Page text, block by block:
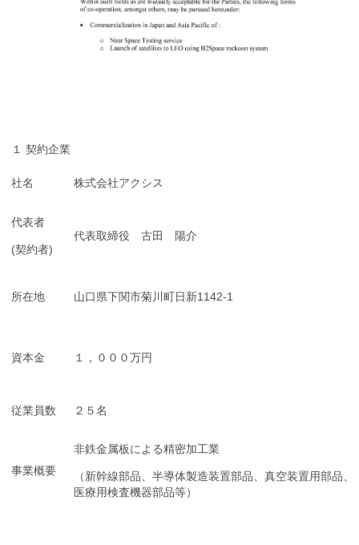
１ 契約企業
社名 株式会社アクシス
代表者
(契約者)
代表取締役 古田 陽介
所在地 山口県下関市菊川町日新1142-1
資本金 １，０００万円
従業員数 ２５名
事業概要
非鉄金属板による精密加工業
（新幹線部品、半導体製造装置部品、真空装置用部品、
医療用検査機器部品等）